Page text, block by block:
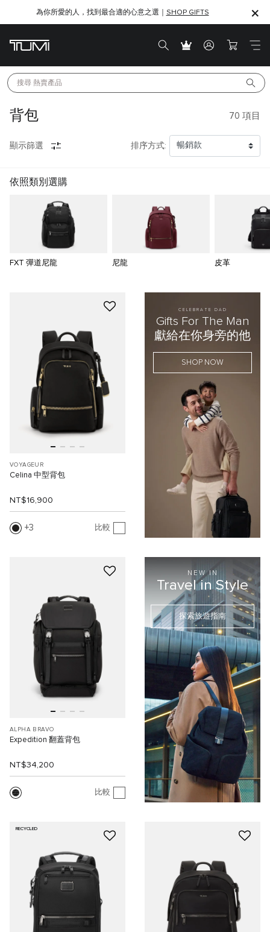
SHOP GIFTS
為你所愛的人，找到最合適的心意之選｜ SHOP GIFTS
搜尋 熱賣產品
背包 70 項目
顯示篩選 排序方式:
依照類別選購
FXT 彈道尼龍 尼龍 皮革
VOYAGEUR
Celina 中型背包
NT$16,900
3 比較
CELEBRATE DAD
Gifts For The Man
獻給在你身旁的他
SHOP NOW
ALPHA BRAVO
Expedition 翻蓋背包
NT$34,200
比較
NEW IN
Travel in Style
探索旅遊指南
RECYCLED